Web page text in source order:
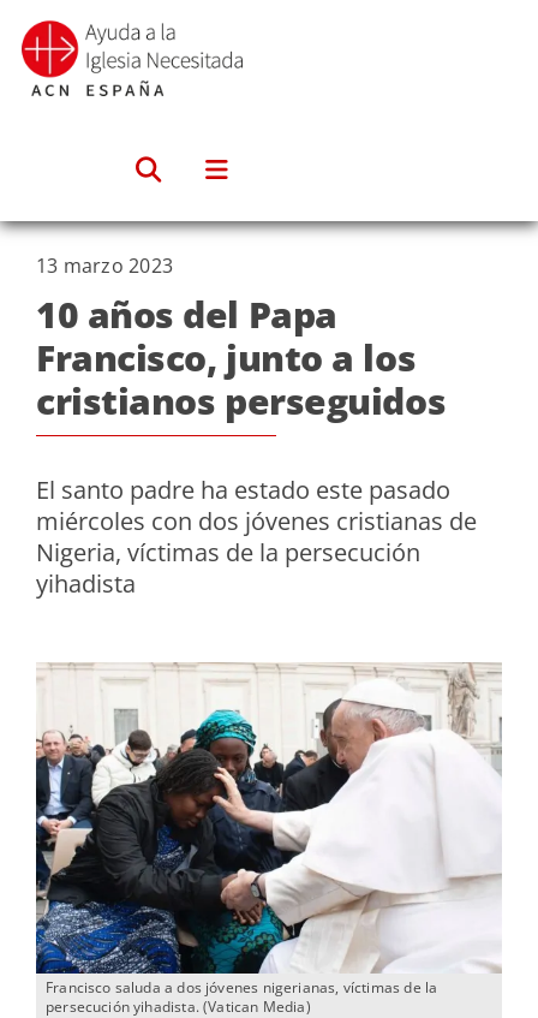
Saltar
contenido
Francisco saluda a dos jóvenes nigerianas, víctimas de la
persecución yihadista. (Vatican Media)
13 marzo 2023
10 años del Papa
Francisco, junto a los
cristianos perseguidos
El santo padre ha estado este pasado
miércoles con dos jóvenes cristianas de
Nigeria, víctimas de la persecución
yihadista